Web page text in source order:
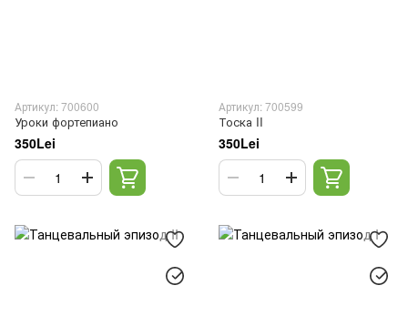
Артикул: 700600
Уроки фортепиано
350Lei
Артикул: 700599
Тоска II
350Lei